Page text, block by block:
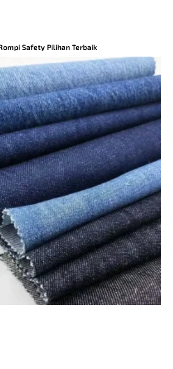
Safety Pilihan Terbaik